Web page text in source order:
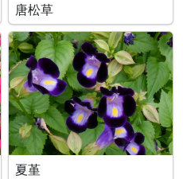
唐松草
夏堇